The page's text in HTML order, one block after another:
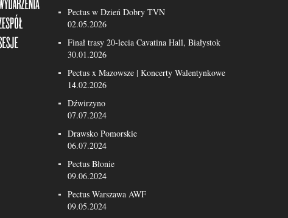
Pectus w Dzień Dobry TVN
02.05.2026
Finał trasy 20-lecia Cavatina Hall, Białystok
30.01.2026
Pectus x Mazowsze | Koncerty Walentynkowe
14.02.2026
Dźwirzyno
07.07.2024
Drawsko Pomorskie
06.07.2024
Pectus Błonie
09.06.2024
Pectus Warszawa AWF
09.05.2024